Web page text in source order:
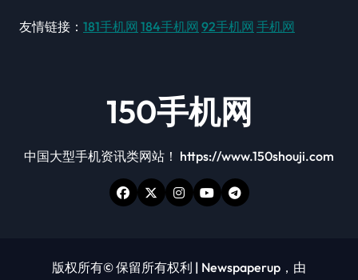
友情链接： 181手机网 184手机网 92手机网 手机网
150手机网
中国大型手机资讯类网站！ https://www.150shouji.com
版权所有© 保留所有权利 | Newspaperup ，由